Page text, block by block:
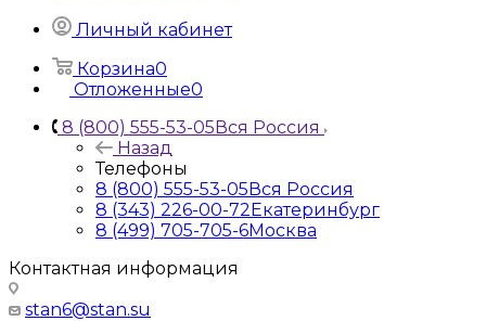
Личный кабинет
Корзина0
Отложенные0
8 (800) 555-53-05Вся Россия
Назад
Телефоны
8 (800) 555-53-05Вся Россия
8 (343) 226-00-72Екатеринбург
8 (499) 705-705-6Москва
Контактная информация
stan6@stan.su